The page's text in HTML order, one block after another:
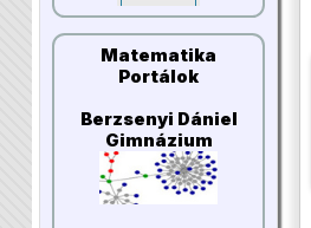
Matematika
Portálok
Berzsenyi Dániel
Gimnázium